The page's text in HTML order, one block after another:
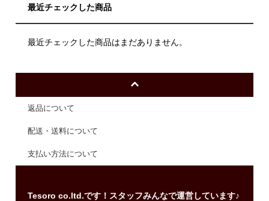
最近チェックした商品
最近チェックした商品はまだありません。
返品について
配送・送料について
支払い方法について
Tesoro co.ltd.です！スタッフみんなで運営しています♪